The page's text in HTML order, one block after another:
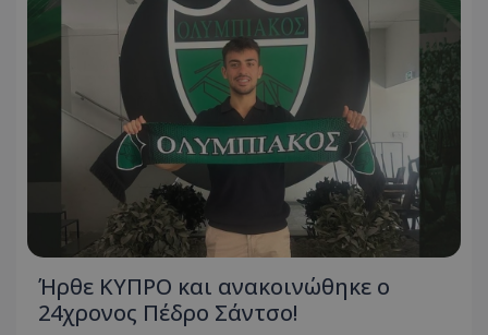
Ήρθε ΚΥΠΡΟ και ανακοινώθηκε ο
24χρονος Πέδρο Σάντσο!